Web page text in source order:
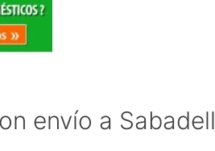
envío a Sabadell